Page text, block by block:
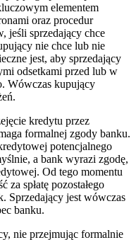
elementem
oraz procedur
jeśli sprzedający chce
nie chce lub nie
jest, aby sprzedający
odsetkami przed lub w
Wówczas kupujący
kredytu przez
formalnej zgody banku.
potencjalnego
a bank wyrazi zgodę,
Od tego momentu
spłatę pozostałego
Sprzedający jest wówczas
banku.
nie przejmując formalnie